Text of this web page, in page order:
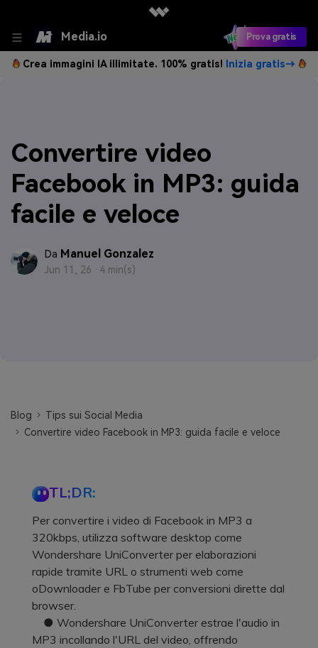
Media.io Prova gratis
Crea immagini IA illimitate. 100% gratis! Inizia gratis→
Convertire video
Facebook in MP3: guida
facile e veloce
Da Manuel Gonzalez
Jun 11, 26 · 4 min(s)
Blog
Tips sui Social Media
Convertire video Facebook in MP3: guida facile e veloce
TL;DR:
Per convertire i video di Facebook in MP3 a
320kbps, utilizza software desktop come
Wondershare UniConverter per elaborazioni
rapide tramite URL o strumenti web come
oDownloader e FbTube per conversioni dirette dal
browser.
● Wondershare UniConverter estrae l'audio in
MP3 incollando l'URL del video, offrendo